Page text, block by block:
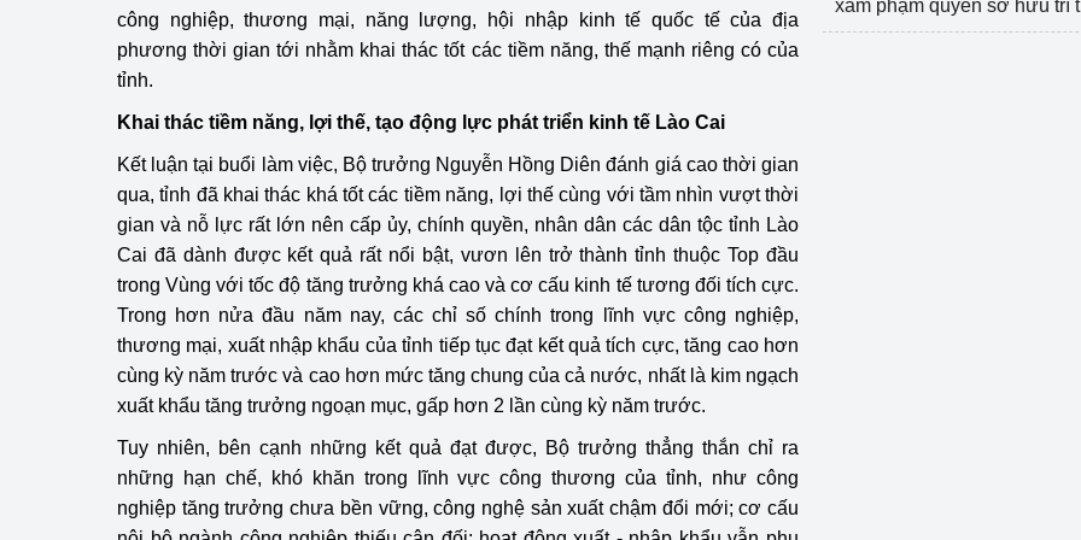
công nghiệp, thương mại, năng lượng, hội nhập kinh tế quốc tế của địa
phương thời gian tới nhằm khai thác tốt các tiềm năng, thế mạnh riêng có của
tỉnh.
Khai thác tiềm năng, lợi thế, tạo động lực phát triển kinh tế Lào Cai
Kết luận tại buổi làm việc, Bộ trưởng Nguyễn Hồng Diên đánh giá cao thời gian
qua, tỉnh đã khai thác khá tốt các tiềm năng, lợi thế cùng với tầm nhìn vượt thời
gian và nỗ lực rất lớn nên cấp ủy, chính quyền, nhân dân các dân tộc tỉnh Lào
Cai đã dành được kết quả rất nổi bật, vươn lên trở thành tỉnh thuộc Top đầu
trong Vùng với tốc độ tăng trưởng khá cao và cơ cấu kinh tế tương đối tích cực.
Trong hơn nửa đầu năm nay, các chỉ số chính trong lĩnh vực công nghiệp,
thương mại, xuất nhập khẩu của tỉnh tiếp tục đạt kết quả tích cực, tăng cao hơn
cùng kỳ năm trước và cao hơn mức tăng chung của cả nước, nhất là kim ngạch
xuất khẩu tăng trưởng ngoạn mục, gấp hơn 2 lần cùng kỳ năm trước.
Tuy nhiên, bên cạnh những kết quả đạt được, Bộ trưởng thẳng thắn chỉ ra
những hạn chế, khó khăn trong lĩnh vực công thương của tỉnh, như công
nghiệp tăng trưởng chưa bền vững, công nghệ sản xuất chậm đổi mới; cơ cấu
xâm phạm quyền sở hữu trí